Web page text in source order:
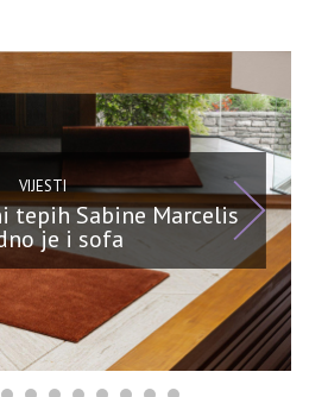
VIJESTI
tepih Sabine Marcelis
je i sofa